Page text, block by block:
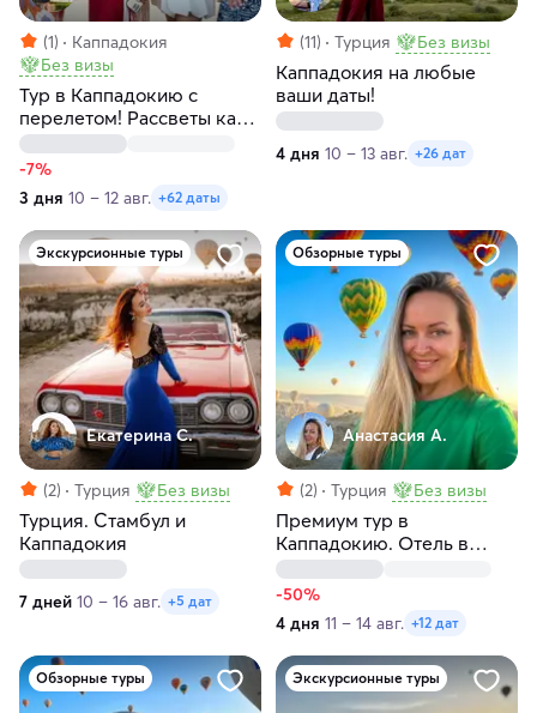
(1)
Каппадокия
Без визы
Тур в Каппадокию с
перелетом! Рассветы как
в кино! Любые даты
-7%
3 дня 10 – 12 авг. +62 даты
(11) Турция Без визы
Каппадокия на любые
ваши даты!
4 дня 10 – 13 авг. +26 дат
Экскурсионные туры
Екатерина С.
(2) Турция Без визы
Турция. Стамбул и
Каппадокия
7 дней 10 – 16 авг. +5 дат
Обзорные туры
Анастасия А.
(2) Турция Без визы
Премиум тур в
Каппадокию. Отель в
пещере, конная прогулка,
подземный город
-50%
4 дня 11 – 14 авг. +12 дат
Обзорные туры Экскурсионные туры